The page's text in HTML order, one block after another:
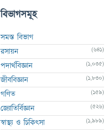
বিভাগসমূহ
সমস্ত বিভাগ
রসায়ন
(641)
পদার্থবিজ্ঞান (1,035)
জীববিজ্ঞান (1,830)
গণিত (159)
জ্যোতির্বিজ্ঞান (526)
স্বাস্থ্য ও চিকিৎসা (1,989)